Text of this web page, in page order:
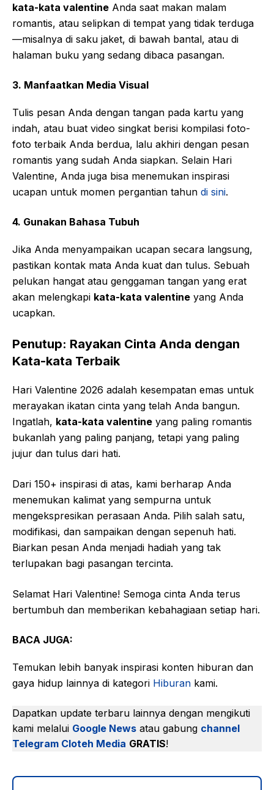
kata-kata valentine Anda saat makan malam
romantis, atau selipkan di tempat yang tidak terduga
—misalnya di saku jaket, di bawah bantal, atau di
halaman buku yang sedang dibaca pasangan.
3. Manfaatkan Media Visual
Tulis pesan Anda dengan tangan pada kartu yang
indah, atau buat video singkat berisi kompilasi foto-
foto terbaik Anda berdua, lalu akhiri dengan pesan
romantis yang sudah Anda siapkan. Selain Hari
Valentine, Anda juga bisa menemukan inspirasi
ucapan untuk momen pergantian tahun di sini.
4. Gunakan Bahasa Tubuh
Jika Anda menyampaikan ucapan secara langsung,
pastikan kontak mata Anda kuat dan tulus. Sebuah
pelukan hangat atau genggaman tangan yang erat
akan melengkapi kata-kata valentine yang Anda
ucapkan.
Penutup: Rayakan Cinta Anda dengan
Kata-kata Terbaik
Hari Valentine 2026 adalah kesempatan emas untuk
merayakan ikatan cinta yang telah Anda bangun.
Ingatlah, kata-kata valentine yang paling romantis
bukanlah yang paling panjang, tetapi yang paling
jujur dan tulus dari hati.
Dari 150+ inspirasi di atas, kami berharap Anda
menemukan kalimat yang sempurna untuk
mengekspresikan perasaan Anda. Pilih salah satu,
modifikasi, dan sampaikan dengan sepenuh hati.
Biarkan pesan Anda menjadi hadiah yang tak
terlupakan bagi pasangan tercinta.
Selamat Hari Valentine! Semoga cinta Anda terus
bertumbuh dan memberikan kebahagiaan setiap hari.
BACA JUGA:
Temukan lebih banyak inspirasi konten hiburan dan
gaya hidup lainnya di kategori Hiburan kami.
Dapatkan update terbaru lainnya dengan mengikuti
kami melalui Google News atau gabung channel
Telegram Cloteh Media GRATIS!